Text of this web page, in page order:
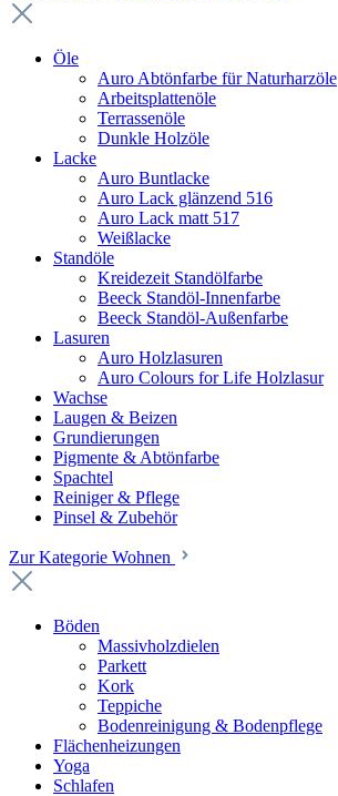
Öle
Auro Abtönfarbe für Naturharzöle
Arbeitsplattenöle
Terrassenöle
Dunkle Holzöle
Lacke
Auro Buntlacke
Auro Lack glänzend 516
Auro Lack matt 517
Weißlacke
Standöle
Kreidezeit Standölfarbe
Beeck Standöl-Innenfarbe
Beeck Standöl-Außenfarbe
Lasuren
Auro Holzlasuren
Auro Colours for Life Holzlasur
Wachse
Laugen & Beizen
Grundierungen
Pigmente & Abtönfarbe
Spachtel
Reiniger & Pflege
Pinsel & Zubehör
Zur Kategorie Wohnen
Böden
Massivholzdielen
Parkett
Kork
Teppiche
Bodenreinigung & Bodenpflege
Flächenheizungen
Yoga
Schlafen